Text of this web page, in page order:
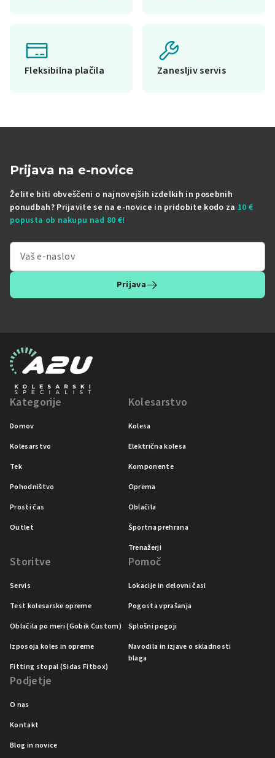
Fleksibilna plačila Zanesljiv servis
Prijava na e-novice
Želite biti obveščeni o najnovejših izdelkih in posebnih
ponudbah? Prijavite se na e-novice in pridobite kodo za 10 €
popusta ob nakupu nad 80 €!
Prijava
Kategorije
Domov
Kolesarstvo
Tek
Pohodništvo
Prosti čas
Outlet
Kolesarstvo
Kolesa
Električna kolesa
Komponente
Oprema
Oblačila
Športna prehrana
Trenažerji
Storitve
Servis
Test kolesarske opreme
Oblačila po meri (Gobik Custom)
Izposoja koles in opreme
Fitting stopal (Sidas Fitbox)
Pomoč
Lokacije in delovni časi
Pogosta vprašanja
Splošni pogoji
Navodila in izjave o skladnosti
blaga
Podjetje
O nas
Kontakt
Blog in novice